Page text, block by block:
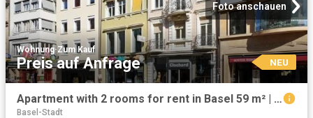
Foto anschauen
Wohnung·Zum Kauf
Preis auf Anfrage NEU
Apartment with 2 rooms for rent in Basel 59 m² | dreamo. Ch
Basel-Stadt